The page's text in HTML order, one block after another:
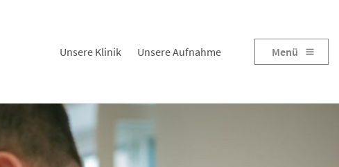
Unsere Klinik Unsere Aufnahme Menü